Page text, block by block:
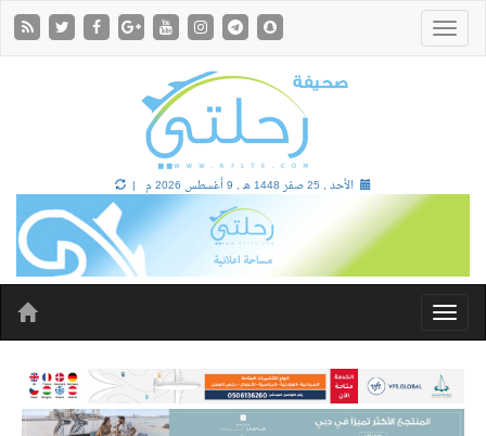
الأحد , 25 صفر 1448 هـ , 9 أغسطس 2026 م |